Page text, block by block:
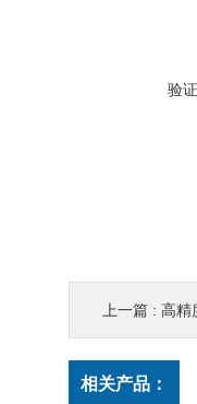
验
上一篇 : 高精
相关产品：